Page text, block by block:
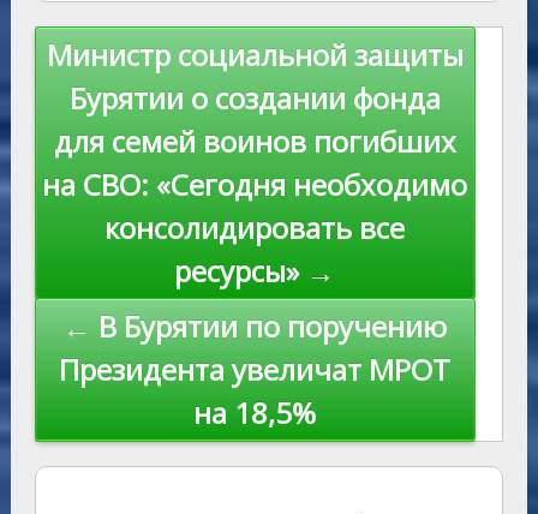
s
ni
ki
n
al
p
n
k
Навигация
записям
Министр социальной защиты
Бурятии о создании фонда
для семей воинов погибших
на СВО: «Сегодня необходимо
консолидировать все
ресурсы» →
← В Бурятии по поручению
Президента увеличат МРОТ
на 18,5%